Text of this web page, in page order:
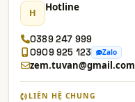
H Hotline
0389 247 999
0909 925 123
Zalo
zem.tuvan@gmail.com
LIÊN HỆ CHUNG